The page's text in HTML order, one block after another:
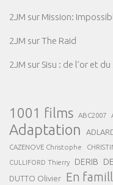
2JM sur Mission:
2JM surThe Raid
2JM sur Sisu : de l’or et du
1001 films ABC2007
Adaptation
CAZENOVE Christophe
CULLIFORD Thierry DERIB
DUTTO Olivier En